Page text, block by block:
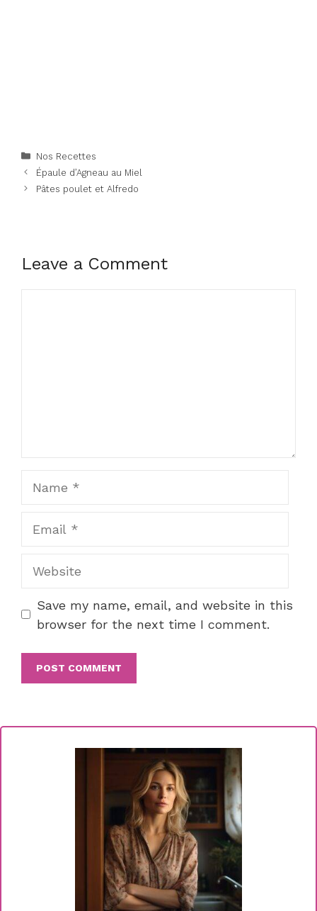
Categories
Nos Recettes
Épaule d’Agneau au Miel
Pâtes poulet et Alfredo
Leave a Comment
Save my name, email, and website in this
browser for the next time I comment.